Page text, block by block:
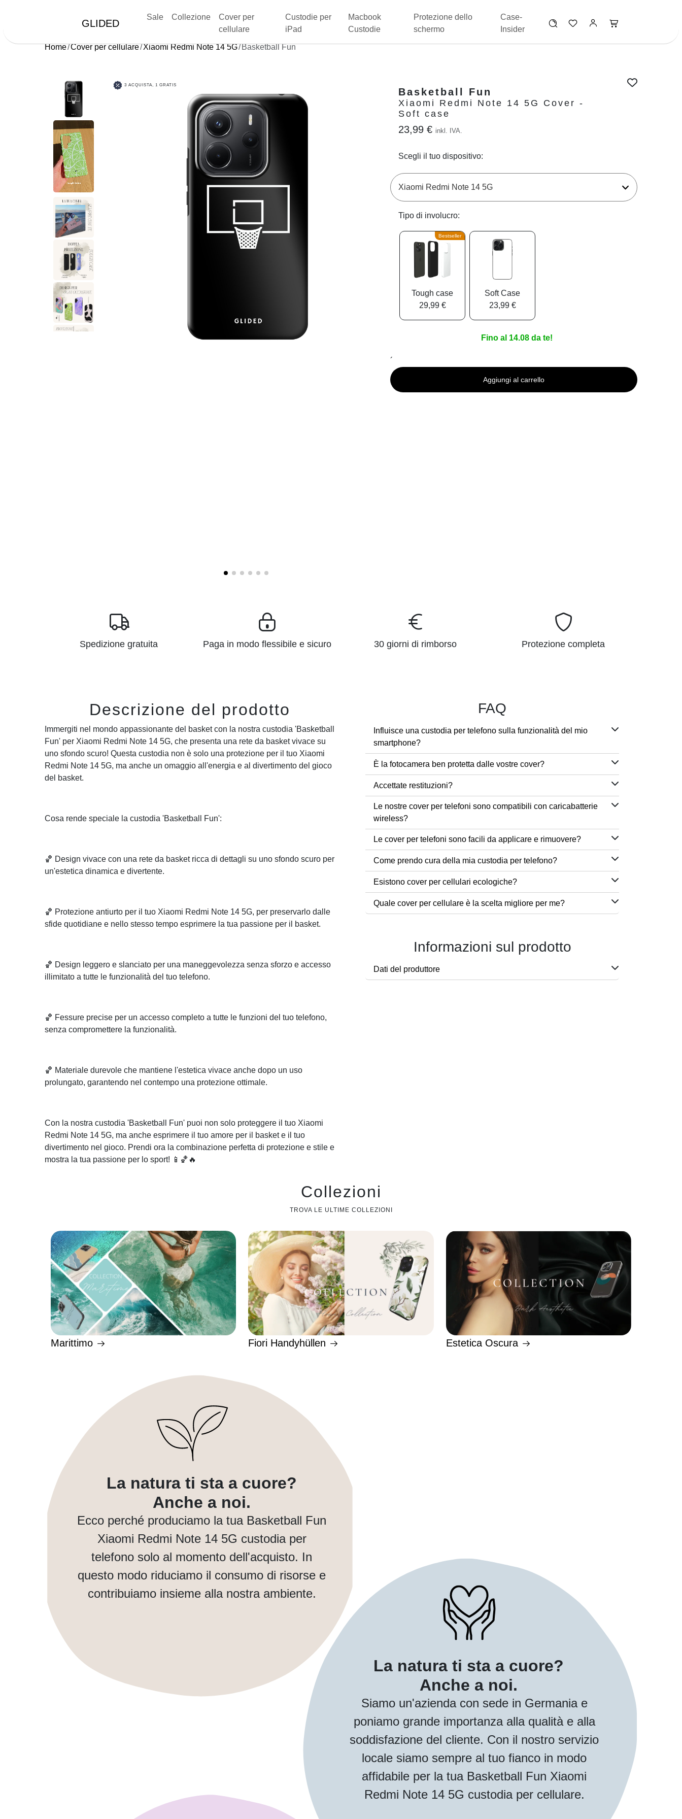
GLIDED
Sale Collezione
Cover per
cellulare
Custodie per
iPad
Macbook
Custodie
Protezione dello
schermo
Case-
Insider
Home Cover per cellulare Xiaomi Redmi Note 14 5G Basketball Fun
3 ACQUISTA, 1 GRATIS
Basketball Fun
Xiaomi Redmi Note 14 5G Cover -
Soft case
23,99 € inkl. IVA.
Scegli il tuo dispositivo:
Tipo di involucro:
Bestseller
Tough case
29,99 €
Soft Case
23,99 €
Fino al 14.08 da te!
´
Aggiungi al carrello
Spedizione gratuita Paga in modo flessibile e sicuro 30 giorni di rimborso Protezione completa
Descrizione del prodotto
Immergiti nel mondo appassionante del basket con la nostra custodia 'Basketball
Fun' per Xiaomi Redmi Note 14 5G, che presenta una rete da basket vivace su
uno sfondo scuro! Questa custodia non è solo una protezione per il tuo Xiaomi
Redmi Note 14 5G, ma anche un omaggio all'energia e al divertimento del gioco
del basket.
Cosa rende speciale la custodia 'Basketball Fun':
🏀 Design vivace con una rete da basket ricca di dettagli su uno sfondo scuro per
un'estetica dinamica e divertente.
🏀 Protezione antiurto per il tuo Xiaomi Redmi Note 14 5G, per preservarlo dalle
sfide quotidiane e nello stesso tempo esprimere la tua passione per il basket.
🏀 Design leggero e slanciato per una maneggevolezza senza sforzo e accesso
illimitato a tutte le funzionalità del tuo telefono.
🏀 Fessure precise per un accesso completo a tutte le funzioni del tuo telefono,
senza compromettere la funzionalità.
🏀 Materiale durevole che mantiene l'estetica vivace anche dopo un uso
prolungato, garantendo nel contempo una protezione ottimale.
Con la nostra custodia 'Basketball Fun' puoi non solo proteggere il tuo Xiaomi
Redmi Note 14 5G, ma anche esprimere il tuo amore per il basket e il tuo
divertimento nel gioco. Prendi ora la combinazione perfetta di protezione e stile e
mostra la tua passione per lo sport! 📱🏀🔥
FAQ
Influisce una custodia per telefono sulla funzionalità del mio
smartphone?
È la fotocamera ben protetta dalle vostre cover?
Accettate restituzioni?
Le nostre cover per telefoni sono compatibili con caricabatterie
wireless?
Le cover per telefoni sono facili da applicare e rimuovere?
Come prendo cura della mia custodia per telefono?
Esistono cover per cellulari ecologiche?
Quale cover per cellulare è la scelta migliore per me?
Informazioni sul prodotto
Dati del produttore
Collezioni
TROVA LE ULTIME COLLEZIONI
Marittimo Fiori Handyhüllen Estetica Oscura
La natura ti sta a cuore?
Anche a noi.
Ecco perché produciamo la tua Basketball Fun
Xiaomi Redmi Note 14 5G custodia per
telefono solo al momento dell'acquisto. In
questo modo riduciamo il consumo di risorse e
contribuiamo insieme alla nostra ambiente.
La natura ti sta a cuore?
Anche a noi.
Siamo un'azienda con sede in Germania e
poniamo grande importanza alla qualità e alla
soddisfazione del cliente. Con il nostro servizio
locale siamo sempre al tuo fianco in modo
affidabile per la tua Basketball Fun Xiaomi
Redmi Note 14 5G custodia per cellulare.